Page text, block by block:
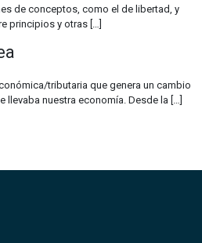
de conceptos, como el de libertad, y
principios y otras […]
tributaria que genera un cambio
nuestra economía. Desde la […]